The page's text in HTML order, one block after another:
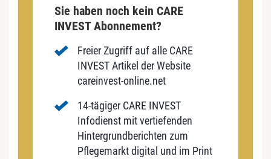
Sie haben noch kein CARE
INVEST Abonnement?
Freier Zugriff auf alle CARE
INVEST Artikel der Website
careinvest-online.net
14-tägiger CARE INVEST
Infodienst mit vertiefenden
Hintergrundberichten zum
Pflegemarkt digital und im Print